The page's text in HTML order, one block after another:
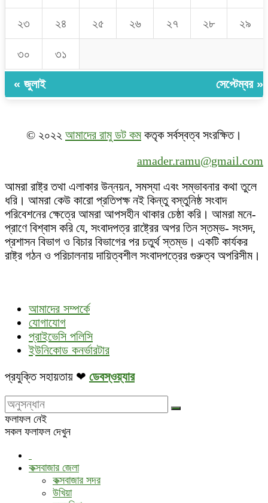
২৩ ২৪ ২৫ ২৬ ২৭ ২৮ ২৯
৩০ ৩১
« জুলাই সেপ্টেম্বর »
© ২০২২ আমাদের রামু ডট কমকতৃক সর্বস্বত্ব সংরক্ষিত।
amader.ramu@gmail.com
আমরা রাষ্ট্র তথা এলাকার উন্নয়ন, সমস্যা এবং সম্ভাবনার কথা তুলে
ধরি। আমরা কেউ কারো প্রতিপক্ষ নই কিন্তু বস্তুনিষ্ঠ সংবাদ
পরিবেশনের ক্ষেত্রে আমরা আপসহীন থাকার চেষ্ঠা করি। আমরা মনে-
প্রাণে বিশ্বাস করি যে, সংবাদপত্র রাষ্ট্রের অপর তিন স্তম্ভ- সংসদ,
প্রশাসন বিভাগ ও বিচার বিভাগের পর চতুর্থ স্তম্ভ। একটি কার্যকর
রাষ্ট্র গঠন ও পরিচালনায় দায়িত্বশীল সংবাদপত্রের গুরুত্ব অপরিসীম।
আমাদের সম্পর্কে
যোগাযোগ
প্রাইভেসি পলিসি
ইউনিকোড কনর্ভারটার
প্রযুক্তি সহায়তায় ❤ ডেবস্ওয়্যার
ফলাফল নেই
সকল ফলাফল দেখুন
কক্সবাজার জেলা
কক্সবাজার সদর
উখিয়া